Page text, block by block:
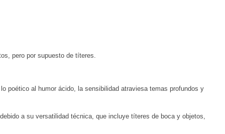
pero por supuesto de títeres.
poético al humor ácido, la sensibilidad atraviesa temas profundos y
a su versatilidad técnica, que incluye títeres de boca y objetos,